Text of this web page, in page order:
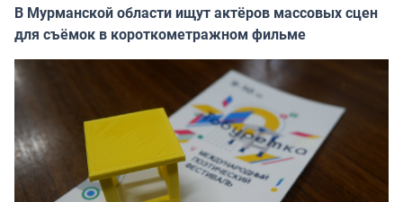
В Мурманской области ищут актёров массовых сцен
для съёмок в короткометражном фильме